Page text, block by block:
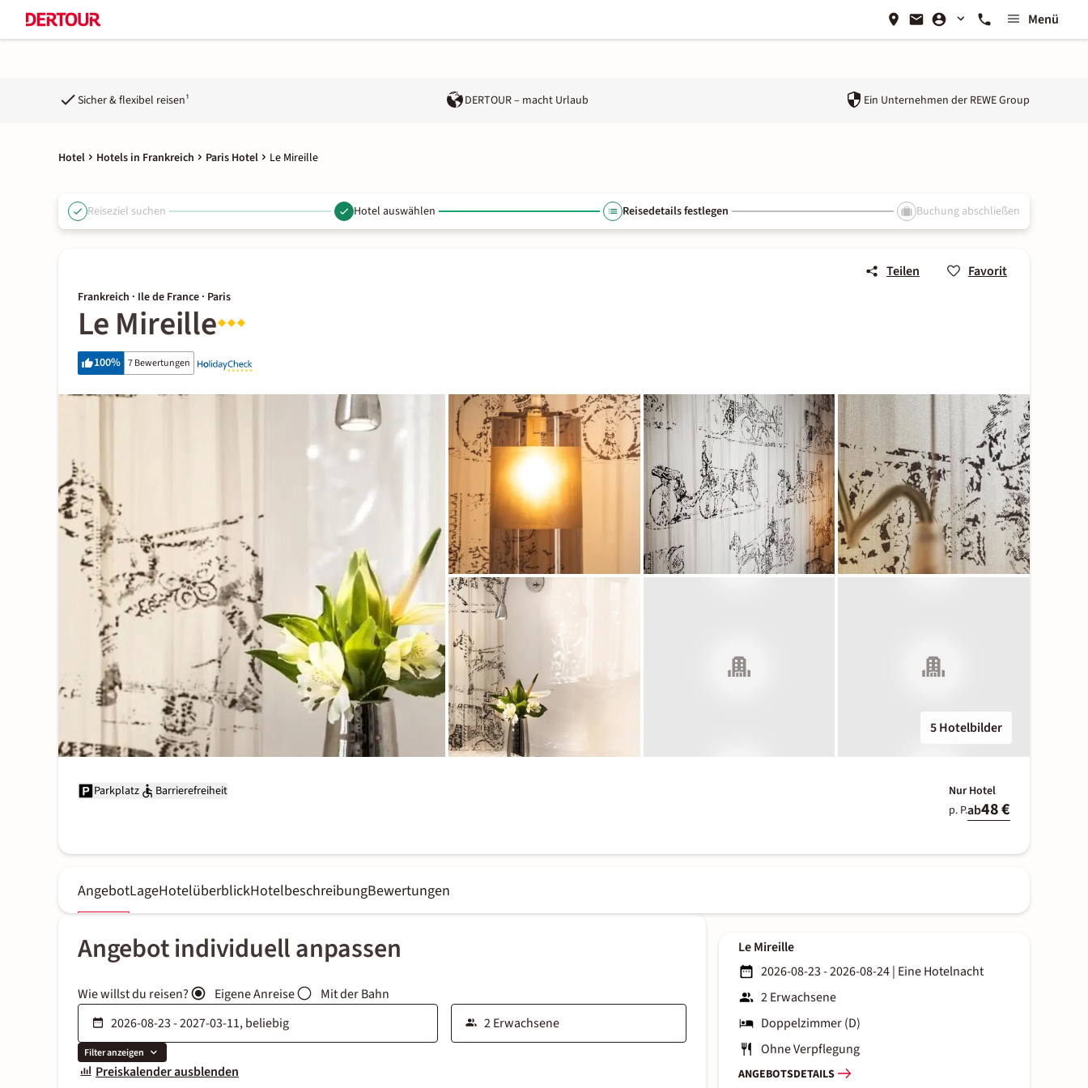
Menü
Sicher & flexibel reisen¹ DERTOUR – macht Urlaub Ein Unternehmen der REWE Group
Hotel Hotels in Frankreich Paris Hotel Le Mireille
Reiseziel suchen Hotel auswählen Reisedetails festlegen Buchung abschließen
Teilen Favorit
Frankreich · Ile de France · Paris
Le Mireille
100% 7 Bewertungen
5 Hotelbilder
Parkplatz Barrierefreiheit
Nur Hotel
p. P.ab48 €
AngebotLageHotelüberblickHotelbeschreibungBewertungen
Angebot individuell anpassen
Wie willst du reisen? Eigene Anreise Mit der Bahn
Filter anzeigen
Preiskalender ausblenden
Le Mireille
2026-08-23 - 2026-08-24| Eine Hotelnacht
2 Erwachsene
Doppelzimmer (D)
Ohne Verpflegung
ANGEBOTSDETAILS